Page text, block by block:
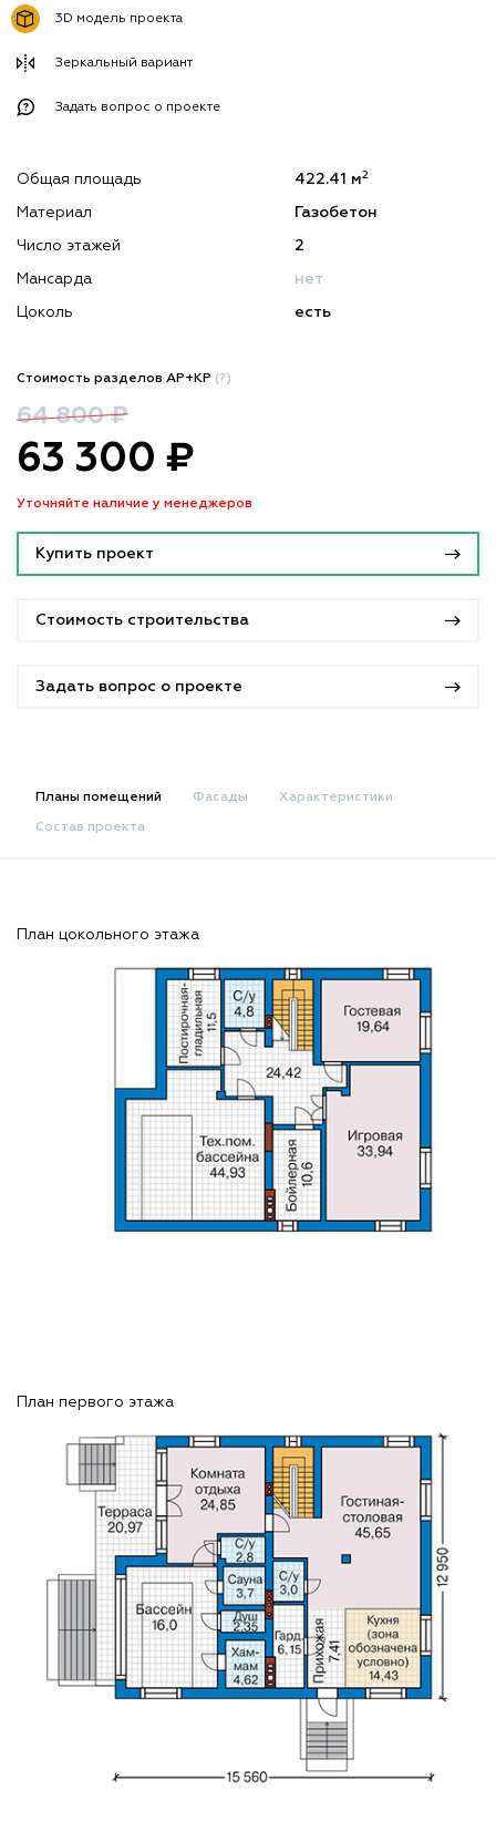
3D модель проекта
Зеркальный вариант
Задать вопрос о проекте
Общая площадь 422.41 м2
Материал Газобетон
Число этажей 2
Мансарда нет
Цоколь есть
Стоимость разделов АР+КР (?)
64 800 ₽
63 300 ₽
Уточняйте наличие у менеджеров
Купить проект
Стоимость строительства
Задать вопрос о проекте
Планы помещений Фасады Характеристики
Состав проекта
План цокольного этажа
План первого этажа